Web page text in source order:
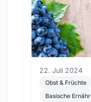
22. Juli 2024
Obst & Früchte
Basische